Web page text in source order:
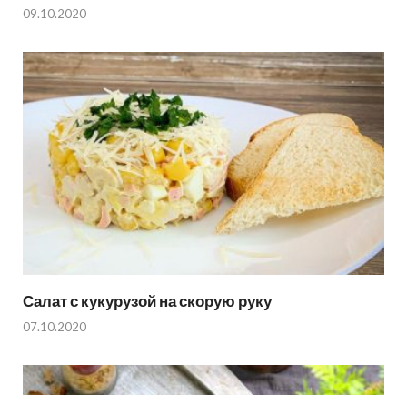
09.10.2020
Салат с кукурузой на скорую руку
07.10.2020